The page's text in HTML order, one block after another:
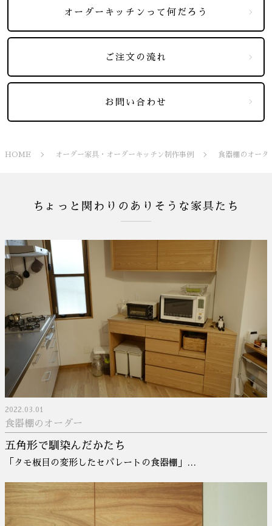
オーダーキッチンって何だろう
ご注文の流れ
お問い合わせ
HOME オーダー家具・オーダーキッチン制作事例 食器棚のオーダ
ちょっと関わりのありそうな家具たち
2022.03.01
食器棚のオーダー
五角形で馴染んだかたち
「タモ板目の変形したセパレートの食器棚」…